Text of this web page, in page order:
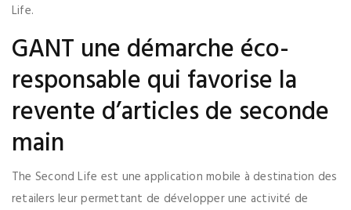
Life.
GANT une démarche éco-
responsable qui favorise la
revente d’articles de seconde
main
The Second Life est une application mobile à destination des
retailers leur permettant de développer une activité de